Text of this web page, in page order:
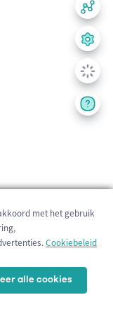
met het gebruik
Cookiebeleid
alle cookies